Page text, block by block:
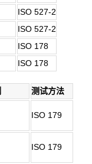
ISO 527-2
ISO 527-2
ISO 178
ISO 178
测试方法
ISO 179
ISO 179